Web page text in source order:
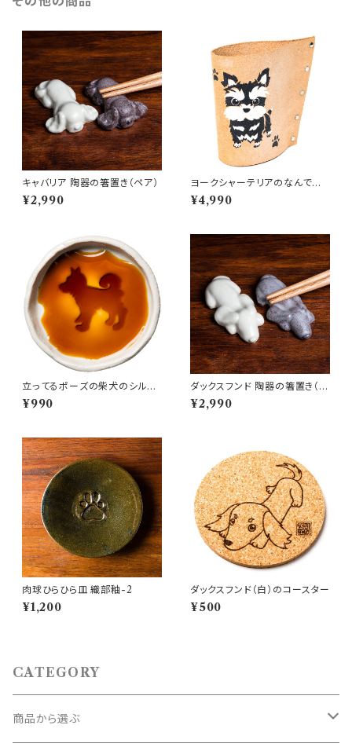
キャバリア 陶器の箸置き（ペア）
¥2,990
ヨークシャーテリアのなんでも
スタンド
¥4,990
立ってるポーズの柴犬のシルエ
ットが浮かぶお醤油小皿（丸）
¥990
ダックスフンド 陶器の箸置き（ペ
ア）
¥2,990
肉球ひらひら皿 織部釉-2
¥1,200
ダックスフンド（白）のコースター
¥500
CATEGORY
商品から選ぶ